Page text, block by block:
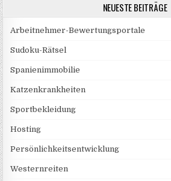
NEUESTE BEITRÄGE
Arbeitnehmer-Bewertungsportale
Sudoku-Rätsel
Spanienimmobilie
Katzenkrankheiten
Sportbekleidung
Hosting
Persönlichkeitsentwicklung
Westernreiten